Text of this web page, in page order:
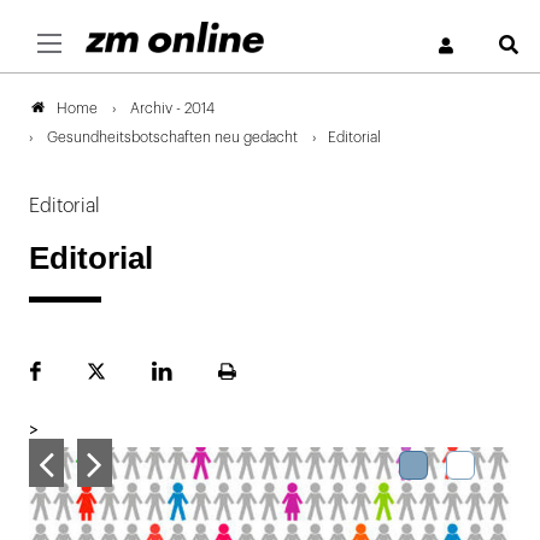
Home Archiv - 2014
Gesundheitsbotschaften neu gedacht Editorial
Editorial
Editorial
FacebookPlattformLinekdInSeite
>